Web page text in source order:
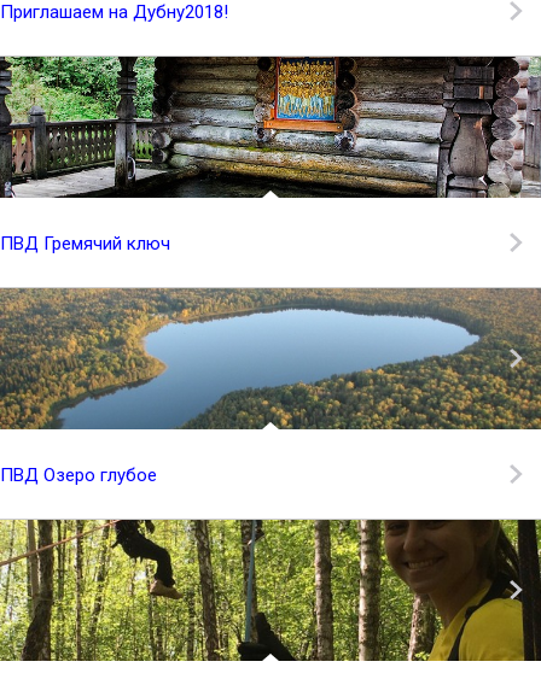
Приглашаем на Дубну2018!
ПВД Гремячий ключ
ПВД Озеро глубое